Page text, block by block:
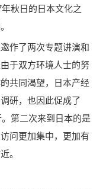
秋日的日本文化之
作了两次专题讲演和
于双方环境人士的努
共同渴望，日本产经
研，也因此促成了
第二次来到日本的是
问更加集中，更加有
。